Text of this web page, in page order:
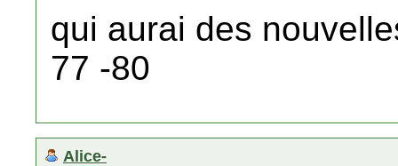
qui aurai des
77 -80
Alice-